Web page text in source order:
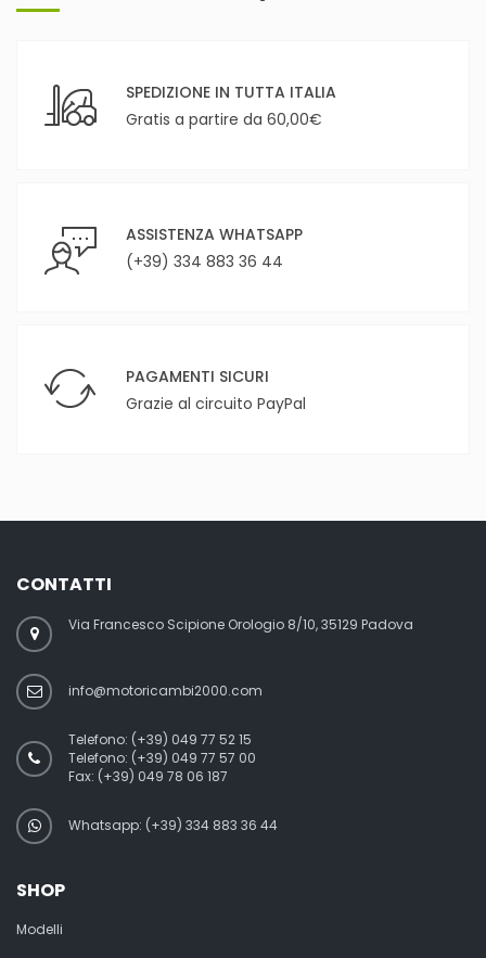
SPEDIZIONE IN TUTTA ITALIA
Gratis a partire da 60,00€
ASSISTENZA WHATSAPP
(+39) 334 883 36 44
PAGAMENTI SICURI
Grazie al circuito PayPal
CONTATTI
Via Francesco Scipione Orologio 8/10, 35129 Padova
info@motoricambi2000.com
Telefono: (+39) 049 77 52 15
Telefono: (+39) 049 77 57 00
Fax: (+39) 049 78 06 187
Whatsapp: (+39) 334 883 36 44
SHOP
Modelli